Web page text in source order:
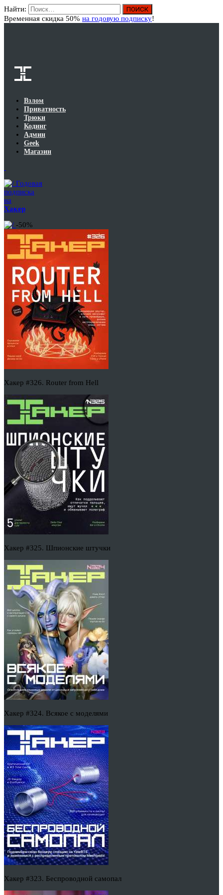
Найти:
Временная скидка 50% на годовую подписку!
Взлом
Приватность
Трюки
Кодинг
Админ
Geek
Магазин
Годовая
подписка
на
Хакер
-50%
Хакер #326. Router from Hell
Хакер #325. Шпионские штучки
Хакер #324. Всякое с моделями
Хакер #323. Беспроводной самопал